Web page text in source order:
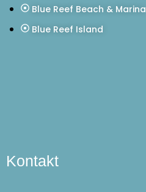
Blue Reef Beach & Marina
Blue Reef Island
Kontakt